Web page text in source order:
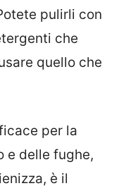
pulirli con
che
quello che
per la
e delle fughe,
è il